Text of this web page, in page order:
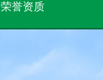
荣誉资质